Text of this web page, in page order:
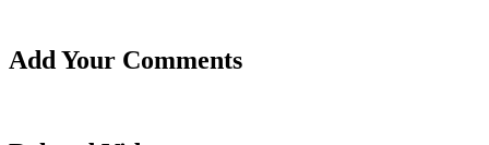
Add Your Comments